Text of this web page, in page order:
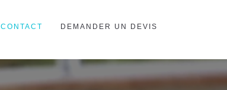
CONTACT DEMANDER UN DEVIS